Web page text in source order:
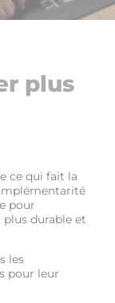
plus
ce qui fait la
pour
durable et
les
pour leur